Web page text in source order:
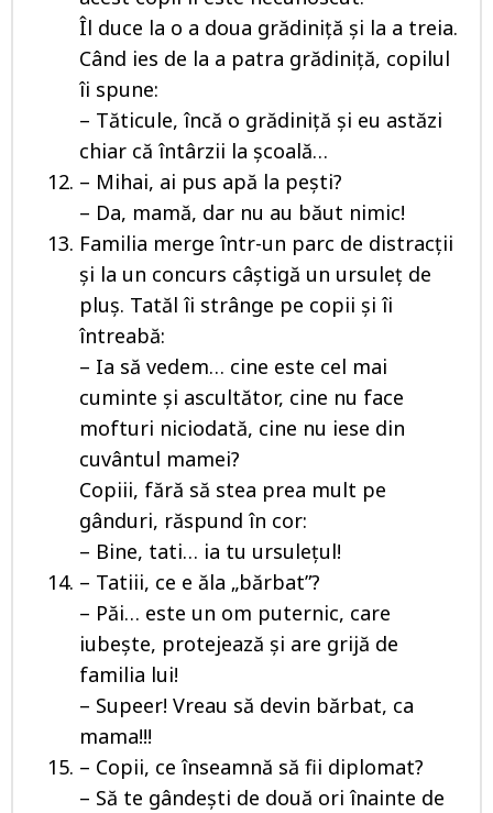
Îl duce la o a doua grădiniţă şi la a treia.
Când ies de la a patra grădiniţă, copilul
îi spune:
– Tăticule, încă o grădiniţă şi eu astăzi
chiar că întârzii la şcoală…
– Mihai, ai pus apă la pești?
– Da, mamă, dar nu au băut nimic!
Familia merge într-un parc de distracţii
şi la un concurs câştigă un ursuleţ de
pluş. Tatăl îi strânge pe copii şi îi
întreabă:
– Ia să vedem… cine este cel mai
cuminte şi ascultător, cine nu face
mofturi niciodată, cine nu iese din
cuvântul mamei?
Copiii, fără să stea prea mult pe
gânduri, răspund în cor:
– Bine, tati… ia tu ursuleţul!
– Tatiii, ce e ăla „bărbat”?
– Păi… este un om puternic, care
iubește, protejează și are grijă de
familia lui!
– Supeer! Vreau să devin bărbat, ca
mama!!!
– Copii, ce înseamnă să fii diplomat?
– Să te gândești de două ori înainte de